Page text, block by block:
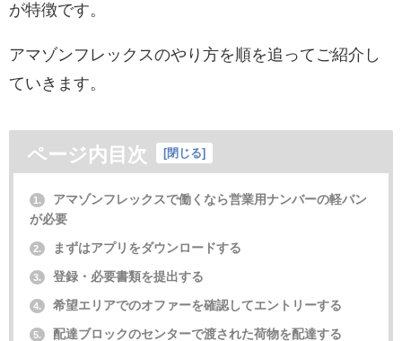
が特徴です。
アマゾンフレックスのやり方を順を追ってご紹介し
ていきます。
ページ内目次 [閉じる]
1.
アマゾンフレックスで働くなら営業用ナンバーの軽バン
が必要
2. まずはアプリをダウンロードする
3. 登録・必要書類を提出する
4. 希望エリアでのオファーを確認してエントリーする
5. 配達ブロックのセンターで渡された荷物を配達する